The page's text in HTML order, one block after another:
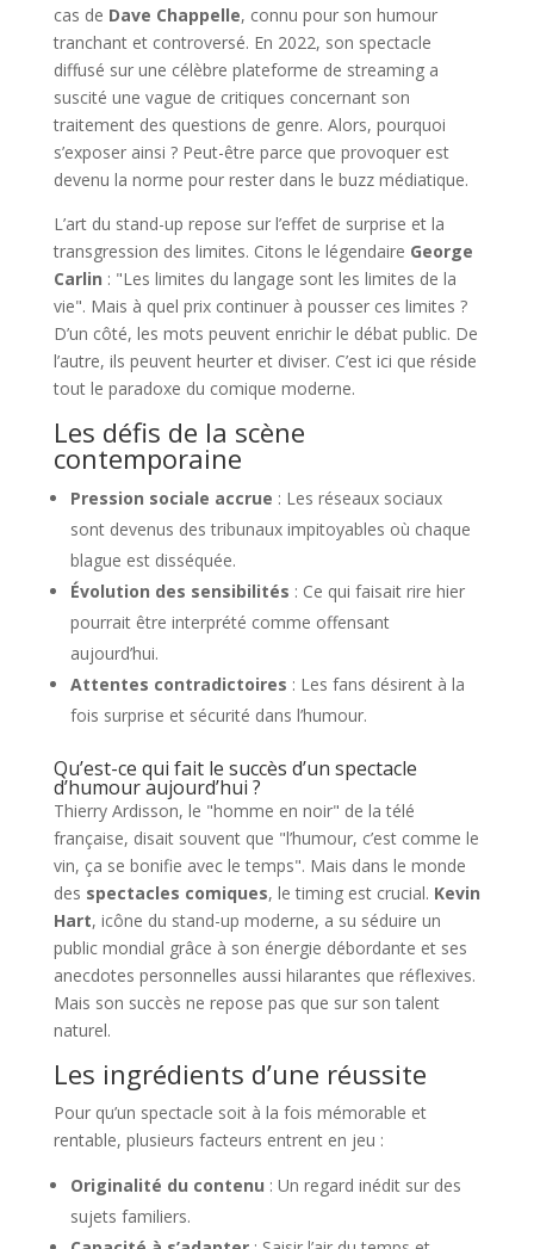
cas de Dave Chappelle, connu pour son humour
tranchant et controversé. En 2022, son spectacle
diffusé sur une célèbre plateforme de streaming a
suscité une vague de critiques concernant son
traitement des questions de genre. Alors, pourquoi
s’exposer ainsi ? Peut-être parce que provoquer est
devenu la norme pour rester dans le buzz médiatique.
L’art du stand-up repose sur l’effet de surprise et la
transgression des limites. Citons le légendaire George
Carlin : "Les limites du langage sont les limites de la
vie". Mais à quel prix continuer à pousser ces limites ?
D’un côté, les mots peuvent enrichir le débat public. De
l’autre, ils peuvent heurter et diviser. C’est ici que réside
tout le paradoxe du comique moderne.
Les défis de la scène
contemporaine
Pression sociale accrue : Les réseaux sociaux
sont devenus des tribunaux impitoyables où chaque
blague est disséquée.
Évolution des sensibilités : Ce qui faisait rire hier
pourrait être interprété comme offensant
aujourd’hui.
Attentes contradictoires : Les fans désirent à la
fois surprise et sécurité dans l’humour.
Qu’est-ce qui fait le succès d’un spectacle
d’humour aujourd’hui ?
Thierry Ardisson, le "homme en noir" de la télé
française, disait souvent que "l’humour, c’est comme le
vin, ça se bonifie avec le temps". Mais dans le monde
des spectacles comiques, le timing est crucial. Kevin
Hart, icône du stand-up moderne, a su séduire un
public mondial grâce à son énergie débordante et ses
anecdotes personnelles aussi hilarantes que réflexives.
Mais son succès ne repose pas que sur son talent
naturel.
Les ingrédients d’une réussite
Pour qu’un spectacle soit à la fois mémorable et
rentable, plusieurs facteurs entrent en jeu :
Originalité du contenu : Un regard inédit sur des
sujets familiers.